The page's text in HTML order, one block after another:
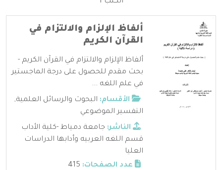
ألفاظ الإلزام والالتزام في
القرآن الكريم
ألفاظ الإلزام والالتزام في القرآن الكريم -
بحث مقدم للحصول على درجة الماجستير
في علم اللغه ...
الأقسام: البحوث والرسائل العلمية,
التفسير الموضوعي
الناشر: جامعة دمياط -كلية الأداب
قسم اللغه العربيه وأدابها الدراسات
العليا
عدد الصفحات: